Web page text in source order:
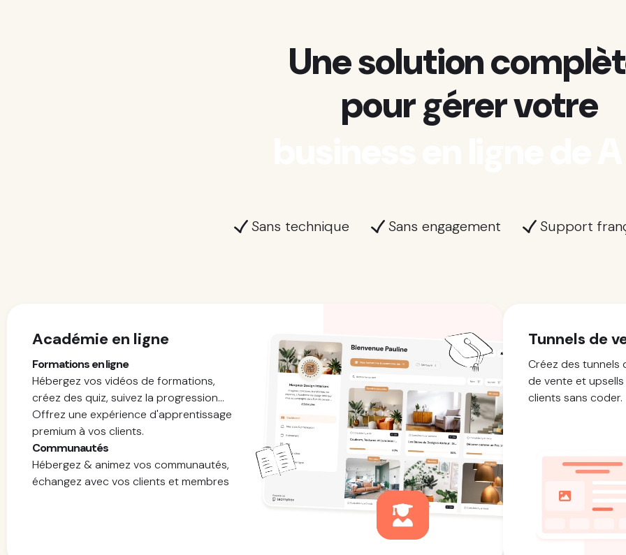
Une solution
pour gérer votre
Sans technique Sans engagement Support
Académie en ligne
Formations en ligne
Hébergez vos vidéos de formations,
créez des quiz, suivez la progression...
Offrez une expérience d'apprentissage
premium à vos clients.
Communautés
Hébergez & animez vos communautés,
échangez avec vos clients et membres
Tunnels de
Créez des tunnels
de vente et
clients sans coder.